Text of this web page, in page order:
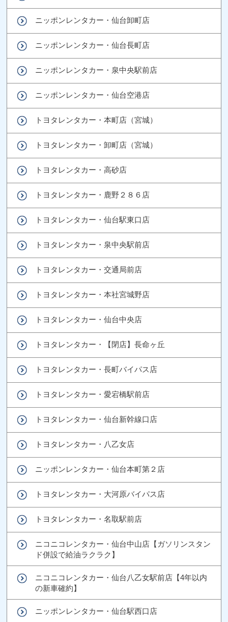
ニッポンレンタカー・仙台卸町店
ニッポンレンタカー・仙台長町店
ニッポンレンタカー・泉中央駅前店
ニッポンレンタカー・仙台空港店
トヨタレンタカー・本町店（宮城）
トヨタレンタカー・卸町店（宮城）
トヨタレンタカー・高砂店
トヨタレンタカー・鹿野２８６店
トヨタレンタカー・仙台駅東口店
トヨタレンタカー・泉中央駅前店
トヨタレンタカー・交通局前店
トヨタレンタカー・本社宮城野店
トヨタレンタカー・仙台中央店
トヨタレンタカー・【閉店】長命ヶ丘
トヨタレンタカー・長町バイパス店
トヨタレンタカー・愛宕橋駅前店
トヨタレンタカー・仙台新幹線口店
トヨタレンタカー・八乙女店
ニッポンレンタカー・仙台本町第２店
トヨタレンタカー・大河原バイパス店
トヨタレンタカー・名取駅前店
ニコニコレンタカー・仙台中山店【ガソリンスタン
ド併設で給油ラクラク】
ニコニコレンタカー・仙台八乙女駅前店【4年以内
の新車確約】
ニッポンレンタカー・仙台駅西口店